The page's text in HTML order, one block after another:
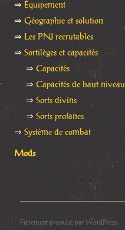
⇒ Équipement
⇒ Géographie et solution
⇒ Les PNJ recrutables
⇒ Sortilèges et capacités
⇒ Capacités
⇒ Capacités de haut niveau
⇒ Sorts divins
⇒ Sorts profanes
⇒ Système de combat
Mods
Fièrement propulsé par WordPress